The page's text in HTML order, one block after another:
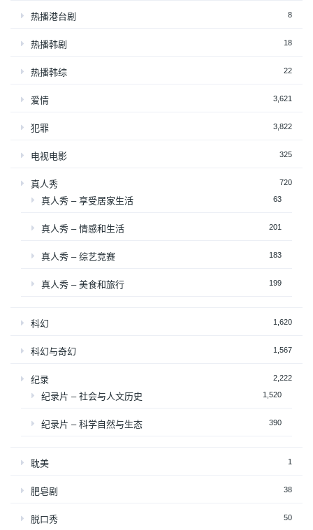
热播港台剧 8
热播韩剧 18
热播韩综 22
爱情 3,621
犯罪 3,822
电视电影 325
真人秀 720
真人秀 – 享受居家生活 63
真人秀 – 情感和生活 201
真人秀 – 综艺竞赛 183
真人秀 – 美食和旅行 199
科幻 1,620
科幻与奇幻 1,567
纪录 2,222
纪录片 – 社会与人文历史 1,520
纪录片 – 科学自然与生态 390
耽美 1
肥皂剧 38
脱口秀 50